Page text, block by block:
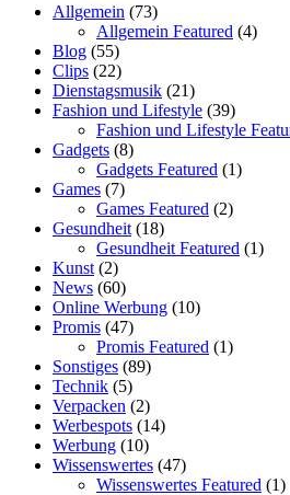
Allgemein (73)
Allgemein Featured (4)
Blog (55)
Clips (22)
Dienstagsmusik (21)
Fashion und Lifestyle (39)
Fashion und Lifestyle
Gadgets (8)
Gadgets Featured (1)
Games (7)
Games Featured (2)
Gesundheit (18)
Gesundheit Featured (1)
Kunst (2)
News (60)
Online Werbung (10)
Promis (47)
Promis Featured (1)
Sonstiges (89)
Technik (5)
Verpacken (2)
Werbespots (14)
Werbung (10)
Wissenswertes (47)
Wissenswertes Featured (1)